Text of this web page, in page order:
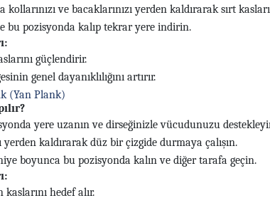
kollarınızı ve bacaklarınızı yerden kaldırarak sırt
bu pozisyonda kalıp tekrar yere indirin.
güçlendirir.
genel dayanıklılığını artırır.
(Yan Plank)
yere uzanın ve dirseğinizle vücudunuzu
yerden kaldırarak düz bir çizgide durmaya çalışın.
boyunca bu pozisyonda kalın ve diğer tarafa geçin.
kaslarını hedef alır.